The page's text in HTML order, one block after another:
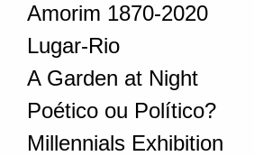
Amorim 1870-2020
Lugar-Rio
A Garden at Night
Poético ou Político?
Millennials Exhibition